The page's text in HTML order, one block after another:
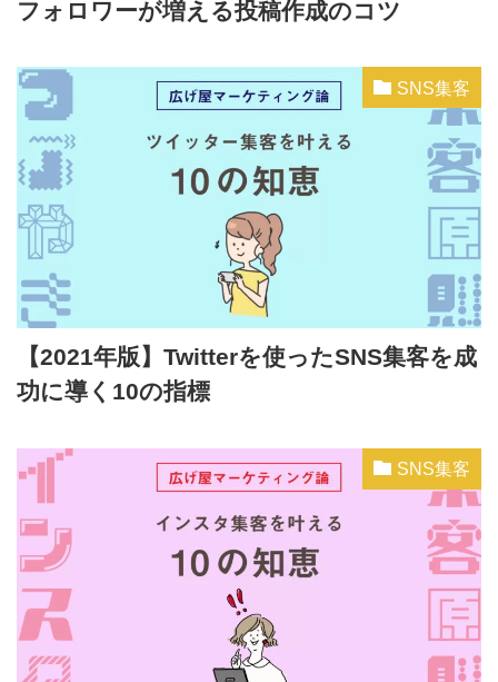
フォロワーが増える投稿作成のコツ
SNS集客
【2021年版】Twitterを使ったSNS集客を成
功に導く10の指標
SNS集客